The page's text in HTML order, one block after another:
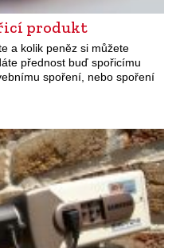
produkt
a kolik peněz si můžete
přednost buď spořicímu
spoření, nebo spoření